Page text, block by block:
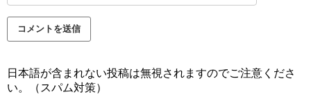
日本語が含まれない投稿は無視されますのでご注意くださ
い。（スパム対策）